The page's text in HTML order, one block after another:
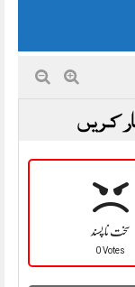
کریں
سخت نا پسند
0 Votes